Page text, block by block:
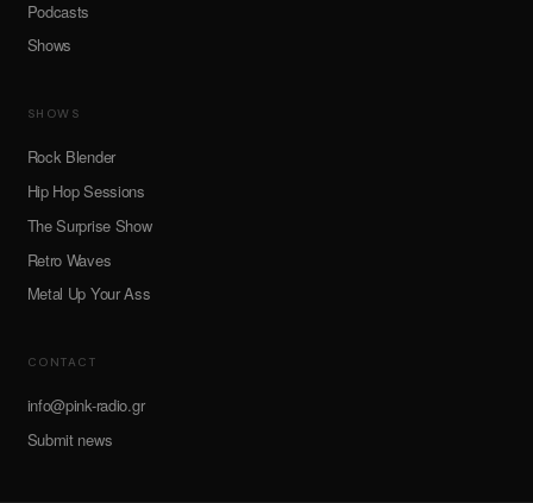
Podcasts
Shows
SHOWS
Rock Blender
Hip Hop Sessions
The Surprise Show
Retro Waves
Metal Up Your Ass
CONTACT
info@pink-radio.gr
Submit news